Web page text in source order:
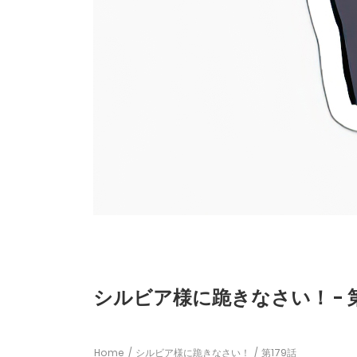
シルビア様に跪きなさい！ -
Home シルビア様に跪きなさい！ 第179話